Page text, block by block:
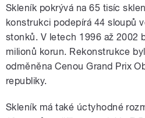
Skleník pokrývá na 65 tisíc
konstrukci podepírá 44 sloupů
stonků. V letech 1996 až 2002
milionů korun. Rekonstrukce
odměněna Cenou Grand Prix
republiky.
Skleník má také úctyhodné